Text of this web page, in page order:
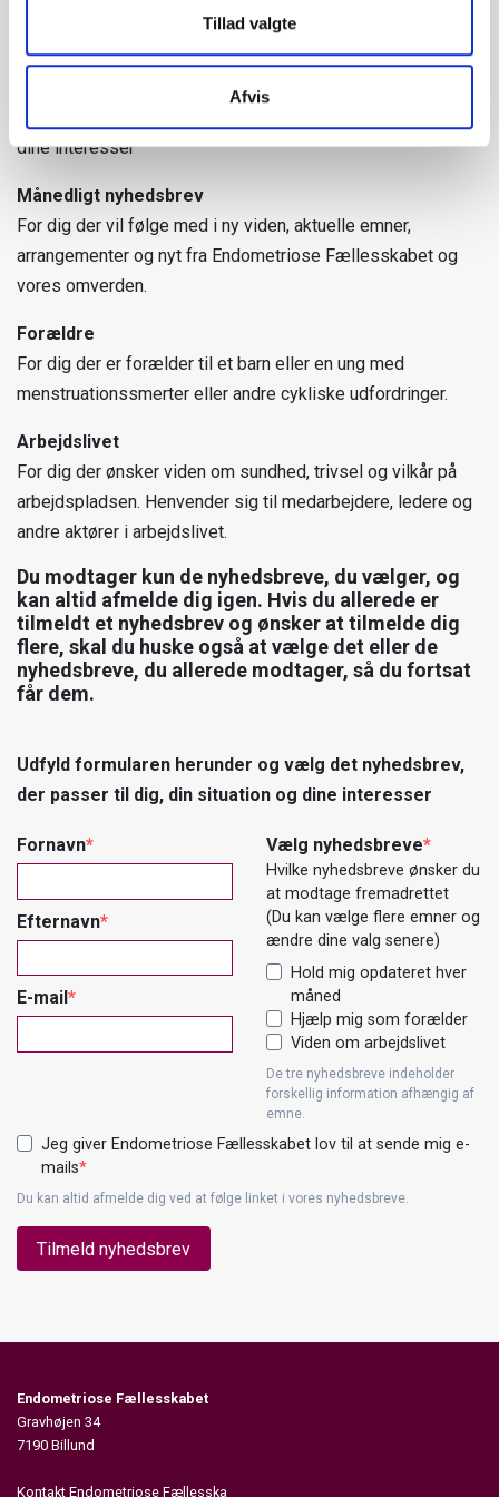
Tillad valgte
Afvis
Få viden, støtte og indsigt om endometriose, adenomyose,
dysmenoré og menstruation.
dine interesser
Månedligt nyhedsbrev
For dig der vil følge med i ny viden, aktuelle emner,
arrangementer og nyt fra Endometriose Fællesskabet og
vores omverden.
Forældre
For dig der er forælder til et barn eller en ung med
menstruationssmerter eller andre cykliske udfordringer.
Arbejdslivet
For dig der ønsker viden om sundhed, trivsel og vilkår på
arbejdspladsen. Henvender sig til medarbejdere, ledere og
andre aktører i arbejdslivet.
Du modtager kun de nyhedsbreve, du vælger, og
kan altid afmelde dig igen. Hvis du allerede er
tilmeldt et nyhedsbrev og ønsker at tilmelde dig
flere, skal du huske også at vælge det eller de
nyhedsbreve, du allerede modtager, så du fortsat
får dem.
Udfyld formularen herunder og vælg det nyhedsbrev,
der passer til dig, din situation og dine interesser
Fornavn
Efternavn
E-mail
Vælg nyhedsbreve
Hvilke nyhedsbreve ønsker du
at modtage fremadrettet
(Du kan vælge flere emner og
ændre dine valg senere)
Hold mig opdateret hver
måned
Hjælp mig som forælder
Viden om arbejdslivet
De tre nyhedsbreve indeholder
forskellig information afhængig af
emne.
Jeg giver Endometriose Fællesskabet lov til at sende mig e-
mails
Du kan altid afmelde dig ved at følge linket i vores nyhedsbreve.
Tilmeld nyhedsbrev
Endometriose Fællesskabet
Gravhøjen 34
7190 Billund
Kontakt Endometriose Fællesska